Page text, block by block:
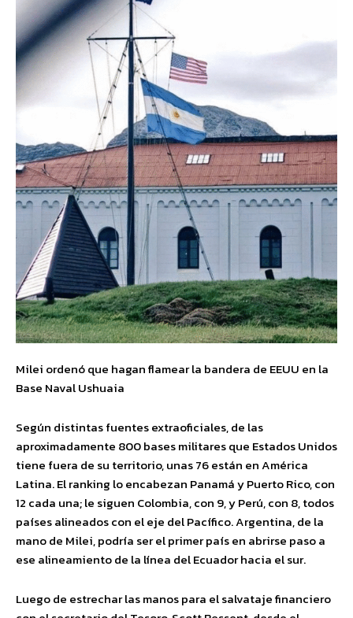
Milei ordenó que hagan flamear la bandera de EEUU en la
Base Naval Ushuaia
Según distintas fuentes extraoficiales, de las
aproximadamente 800 bases militares que Estados Unidos
tiene fuera de su territorio, unas 76 están en América
Latina. El ranking lo encabezan Panamá y Puerto Rico, con
12 cada una; le siguen Colombia, con 9, y Perú, con 8, todos
países alineados con el eje del Pacífico. Argentina, de la
mano de Milei, podría ser el primer país en abrirse paso a
ese alineamiento de la línea del Ecuador hacia el sur.
Luego de estrechar las manos para el salvataje financiero